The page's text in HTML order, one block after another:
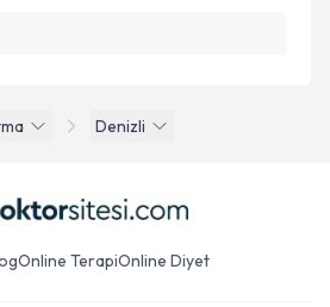
Denizli
Online TerapiOnline Diyet